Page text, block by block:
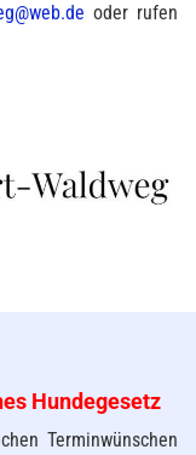
oder rufen
Hundegesetz
Terminwünschen